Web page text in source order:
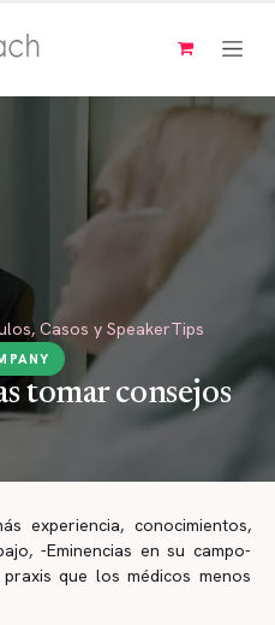
Casos y SpeakerTips
tomar consejos
experiencia, conocimientos,
-Eminencias en su campo-
que los médicos menos